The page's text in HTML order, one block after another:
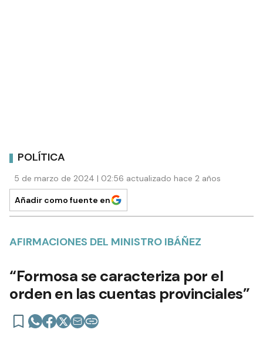
POLÍTICA
5 de marzo de 2024 | 02:56 actualizado hace 2 años
Añadir como fuente en
AFIRMACIONES DEL MINISTRO IBÁÑEZ
“Formosa se caracteriza por el
orden en las cuentas provinciales”